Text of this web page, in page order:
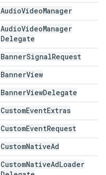
AudioVideoManager
AudioVideoManager
Delegate
BannerSignalRequest
BannerView
BannerViewDelegate
CustomEventExtras
CustomEventRequest
CustomNativeAd
CustomNativeAdLoader